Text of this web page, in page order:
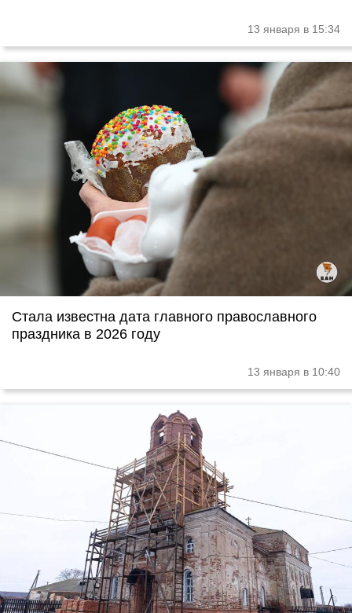
13 января в 15:34
Стала известна дата главного православного
праздника в 2026 году
13 января в 10:40